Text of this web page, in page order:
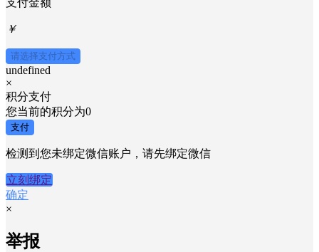
支付金额
￥
请选择支付方式
undefined
×
积分支付
您当前的积分为0
支付
检测到您未绑定微信账户，请先绑定微信
立刻绑定
确定
×
举报